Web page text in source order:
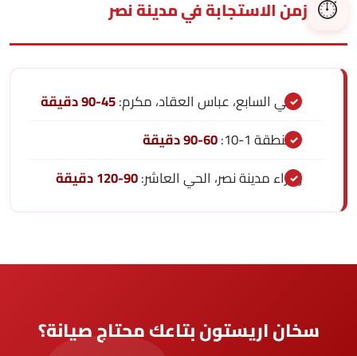
⏱️ زمن الاستجابة في مدينة نصر
الحي السابع، عباس العقاد، مكرم:45-90 دقيقة
المنطقة 1-10:
60-90 دقيقة
زهراء مدينة نصر، الحي العاشر:90-120 دقيقة
سخان اريستون بتاعك محتاج صيانة؟